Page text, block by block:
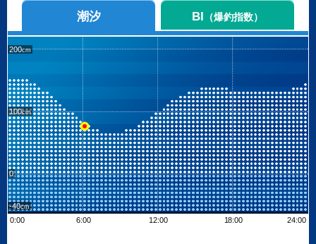
潮汐 BI （爆釣指数）
200
100
0
-40
0:00
6:00 12:00 18:00 24:00